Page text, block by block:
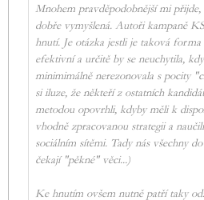
Mnohem pravděpodobnější mi přijde,
dobře vymyšlená. Autoři kampaně
hnutí. Je otázka jestli je taková forma
efektivní a určitě by se neuchytila,
minimimálně nerezonovala s pocity
si iluze, že někteří z ostatních
metodou opovrhli, kdyby měli k
vhodně zpracovanou strategii a
sociálním sítěmi. Tady nás všechny
čekají "pěkné" věci...)
Ke hnutím ovšem nutně patří taky